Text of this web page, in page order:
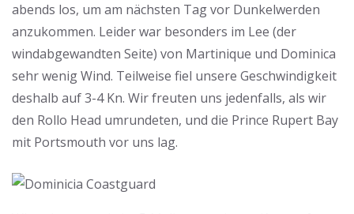
abends los, um am nächsten Tag vor Dunkelwerden
anzukommen. Leider war besonders im Lee (der
windabgewandten Seite) von Martinique und Dominica
sehr wenig Wind. Teilweise fiel unsere Geschwindigkeit
deshalb auf 3-4 Kn. Wir freuten uns jedenfalls, als wir
den Rollo Head umrundeten, und die Prince Rupert Bay
mit Portsmouth vor uns lag.